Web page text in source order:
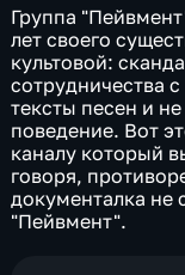
Группа
лет своего
культовой:
сотрудничества
тексты песен и
поведение. Вот
каналу который
говоря,
документалка не
"Пейвмент".